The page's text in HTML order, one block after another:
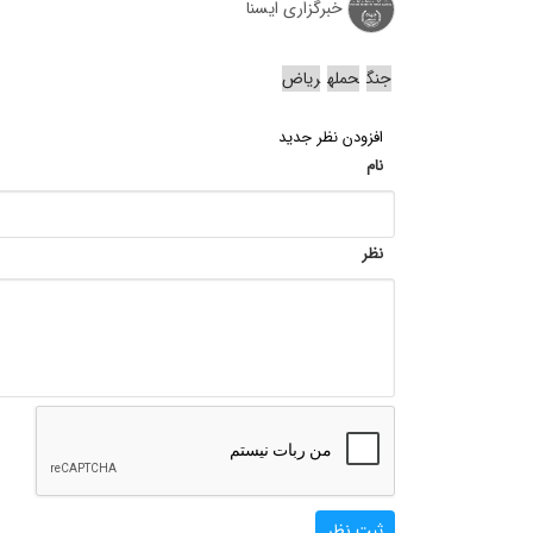
خبرگزاری ایسنا
جنگ حمله ریاض
افزودن نظر جدید
نام
نظر